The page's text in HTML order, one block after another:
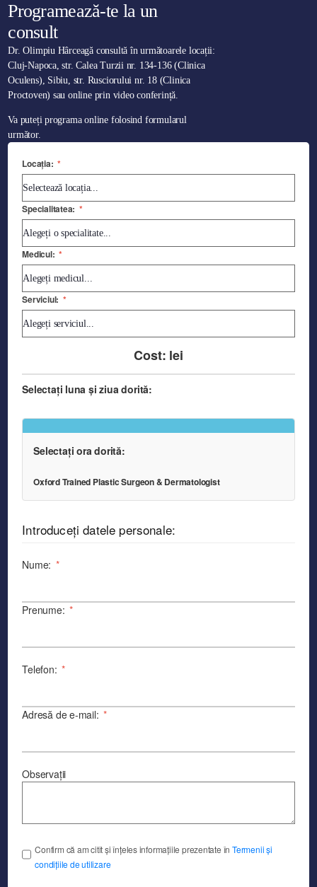
Programează-te la un
consult
Dr. Olimpiu Hârceagă consultă în următoarele locații:
Cluj-Napoca, str. Calea Turzii nr. 134-136 (Clinica
Oculens), Sibiu, str. Rusciorului nr. 18 (Clinica
Proctoven) sau online prin video conferință.
Va puteți programa online folosind formularul
următor.
Locația: *
Specialitatea: *
Medicul: *
Serviciul: *
Cost: lei
Selectați luna și ziua dorită:
Selectați ora dorită:
Oxford Trained Plastic Surgeon & Dermatologist
Introduceți datele personale:
Nume: *
Prenume: *
Telefon: *
Adresă de e-mail: *
Observații
Confirm că am citit și înțeles informațiile prezentate înTermenii și
condițiile de utilizare